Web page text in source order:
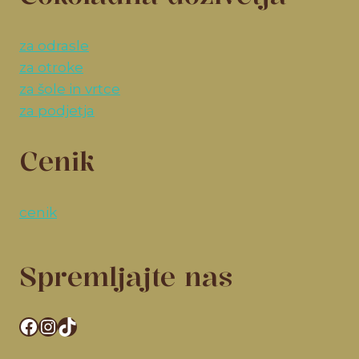
za odrasle
za otroke
za šole in vrtce
za podjetja
Cenik
cenik
Spremljajte nas
Facebook
Instagram
TikTok